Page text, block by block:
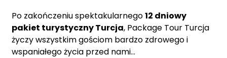
Po zakończeniu spektakularnego12 dniowy
pakiet turystyczny Turcja, Package Tour Turcja
życzy wszystkim gościom bardzo zdrowego i
wspaniałego życia przed nami...